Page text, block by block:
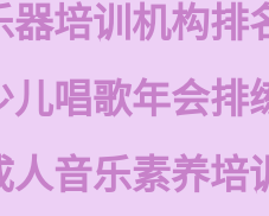
器培训机构排
儿唱歌年会排
人音乐素养培